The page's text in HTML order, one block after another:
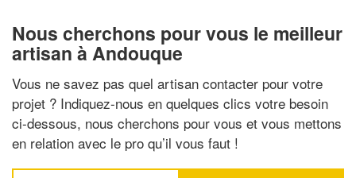
Nous cherchons pour vous le meilleur
artisan à Andouque
Vous ne savez pas quel artisan contacter pour votre
projet ? Indiquez-nous en quelques clics votre besoin
ci-dessous, nous cherchons pour vous et vous mettons
en relation avec le pro qu’il vous faut !